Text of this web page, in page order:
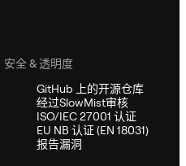
安全 & 透明度
GitHub 上的开源仓库
经过SlowMist审核
ISO/IEC 27001 认证
EU NB 认证 (EN 18031)
报告漏洞